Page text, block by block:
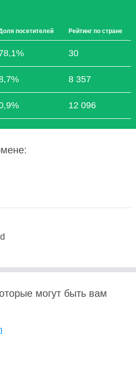
посетителей Рейтинг по стране
30
8 357
12 096
могут быть вам